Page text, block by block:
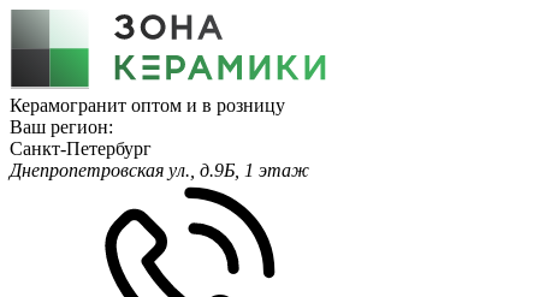
Керамогранит оптом и в розницу
Ваш регион:
Санкт-Петербург
Днепропетровская ул., д.9Б, 1 этаж